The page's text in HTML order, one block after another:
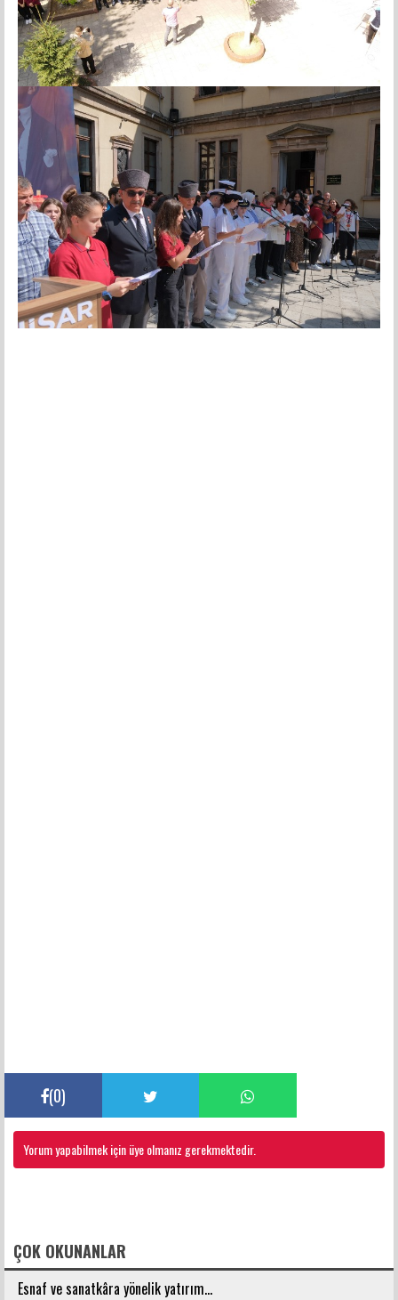
(0)
Yorum yapabilmek için üye olmanız gerekmektedir.
ÇOK OKUNANLAR
Esnaf ve sanatkâra yönelik yatırım...